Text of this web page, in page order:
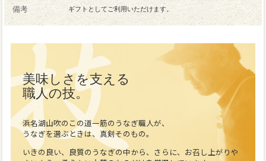
備考 ギフトとしてご利用いただけます。
美味しさを支える
職人の技。
浜名湖山吹のこの道一筋のうなぎ職人が、
うなぎを選ぶときは、真剣そのもの。
いきの良い、良質のうなぎの中から、さらに、お召し上がりや